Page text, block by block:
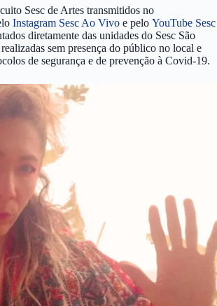
Sesc de Artes transmitidos no
Instagram Sesc Ao Vivo e pelo YouTube Sesc
diretamente das unidades do Sesc São
sem presença do público no local e
de segurança e de prevenção à Covid-19.